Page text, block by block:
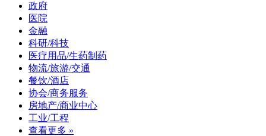
政府
医院
金融
科研/科技
医疗用品/生药制药
物流/旅游/交通
餐饮/酒店
协会/商务服务
房地产/商业中心
工业/工程
查看更多 »